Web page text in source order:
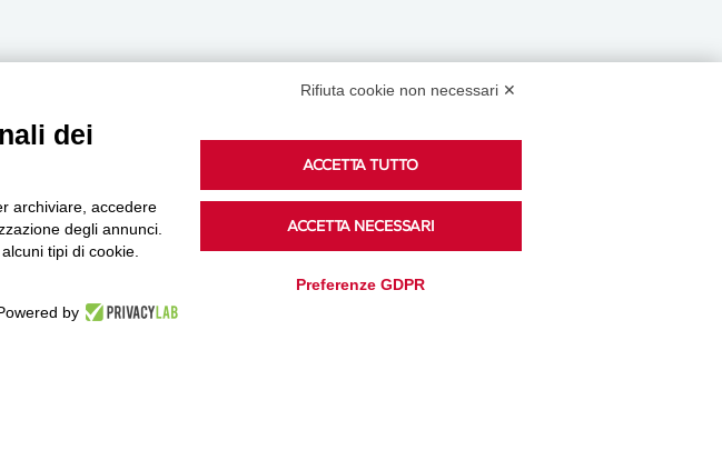
Podcast
Ascolta i podcast di approfondimento di Legacoop
su Spreaker.
Rifiuta cookie non necessari ✕
dei
archiviare, accedere
degli annunci.
tipi di cookie.
by
ACCETTA TUTTO
ACCETTA NECESSARI
Preferenze GDPR